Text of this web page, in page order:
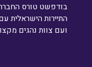
בודפשט טורס
התיירות הישראלית
ועם צוות נהגים